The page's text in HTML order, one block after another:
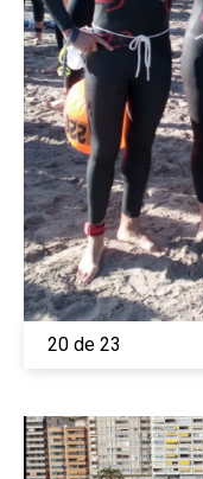
20 de 23